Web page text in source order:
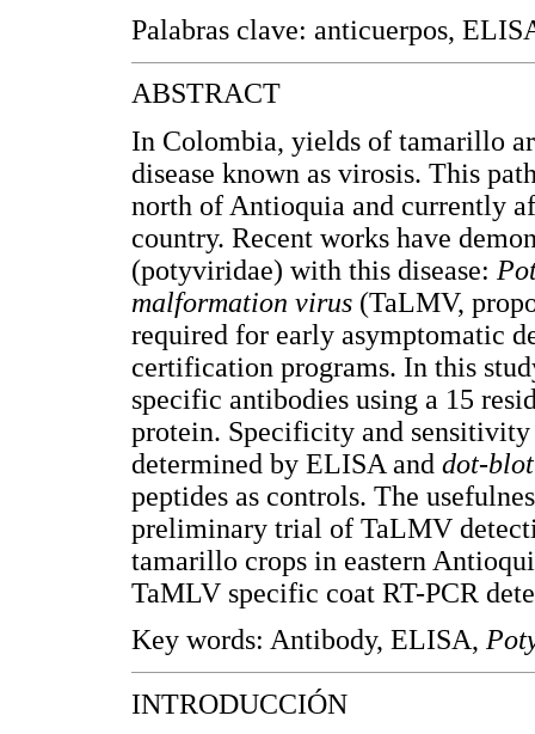
Palabras clave: anticuerpos,
ABSTRACT
In Colombia, yields of tamarillo
disease known as virosis. This
north of Antioquia and currently
country. Recent works have
(potyviridae) with this disease:
malformation virus (TaLMV,
required for early asymptomatic
certification programs. In this
specific antibodies using a 15
protein. Specificity and
determined by ELISA and dot-
peptides as controls. The
preliminary trial of TaLMV
tamarillo crops in eastern
TaMLV specific coat RT-PCR
Key words: Antibody, ELISA,
INTRODUCCIÓN